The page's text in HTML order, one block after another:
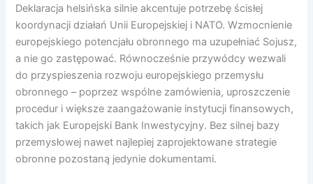
Deklaracja helsińska silnie akcentuje potrzebę ścisłej
koordynacji działań Unii Europejskiej i NATO. Wzmocnienie
europejskiego potencjału obronnego ma uzupełniać Sojusz,
a nie go zastępować. Równocześnie przywódcy wezwali
do przyspieszenia rozwoju europejskiego przemysłu
obronnego – poprzez wspólne zamówienia, uproszczenie
procedur i większe zaangażowanie instytucji finansowych,
takich jak Europejski Bank Inwestycyjny. Bez silnej bazy
przemysłowej nawet najlepiej zaprojektowane strategie
obronne pozostaną jedynie dokumentami.